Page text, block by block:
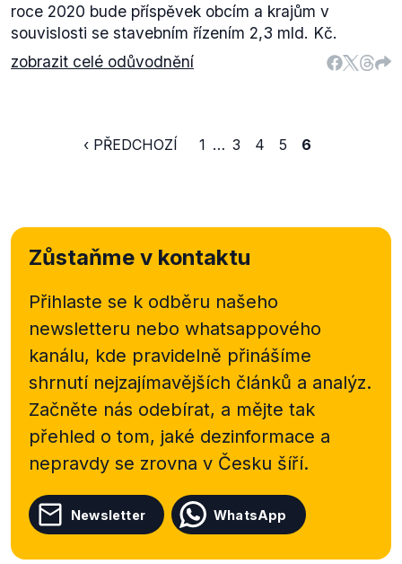
roce 2020 bude příspěvek obcím a krajům v
souvislosti se stavebním řízením 2,3 mld. Kč.
zobrazit celé odůvodnění
‹ PŘEDCHOZÍ 1 … 3 4 5 6
Zůstaňme v kontaktu
Přihlaste se k odběru našeho
newsletteru nebo whatsappového
kanálu, kde pravidelně přinášíme
shrnutí nejzajímavějších článků a analýz.
Začněte nás odebírat, a mějte tak
přehled o tom, jaké dezinformace a
nepravdy se zrovna v Česku šíří.
Newsletter WhatsApp